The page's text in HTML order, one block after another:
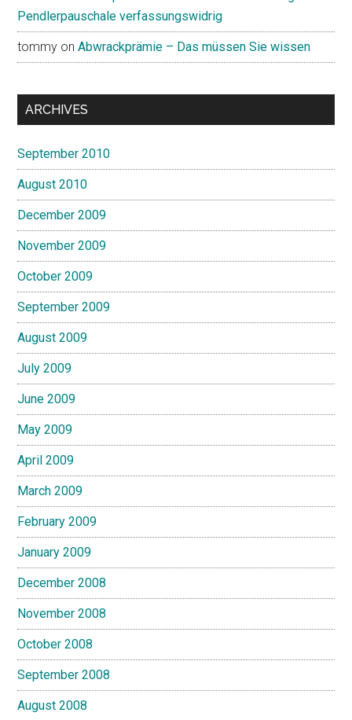
Pendlerpauschale verfassungswidrig
tommy onAbwrackprämie – Das müssen Sie wissen
ARCHIVES
September 2010
August 2010
December 2009
November 2009
October 2009
September 2009
August 2009
July 2009
June 2009
May 2009
April 2009
March 2009
February 2009
January 2009
December 2008
November 2008
October 2008
September 2008
August 2008